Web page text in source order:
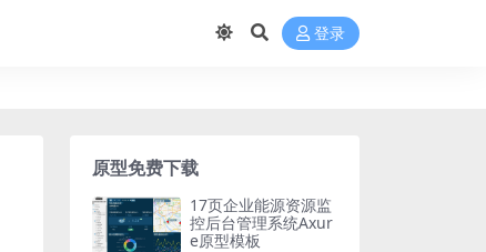
登录
原型免费下载
17页企业能源资源监
控后台管理系统Axur
e原型模板